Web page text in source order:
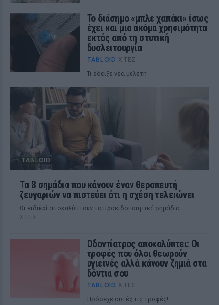
Το διάσημο «μπλε χαπάκι» ίσως
έχει και μια ακόμα χρησιμότητα
εκτός από τη στυτική
δυσλειτουργία
TABLOID ΧΤΕΣ
Τι έδειξε νέα μελέτη
TABLOID
Τα 8 σημάδια που κάνουν έναν θεραπευτή
ζευγαριών να πιστεύει ότι η σχέση τελειώνει
Οι ειδικοί αποκαλύπτουν τα προειδοποιητικά σημάδια
ΧΤΕΣ
Οδοντίατρος αποκαλύπτει: Οι
τροφές που όλοι θεωρούν
υγιεινές αλλά κάνουν ζημιά στα
δόντια σου
TABLOID ΧΤΕΣ
Πρόσεχε αυτές τις τροφές!